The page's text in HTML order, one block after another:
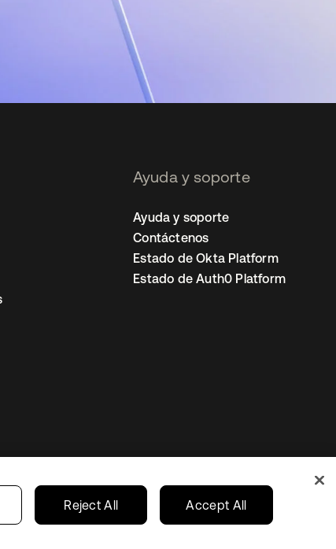
Ayuda y soporte
Ayuda y soporte
Contáctenos
Estado de Okta Platform
Estado de Auth0 Platform
Preferencias de cookies
Mexico
Reject All Accept All